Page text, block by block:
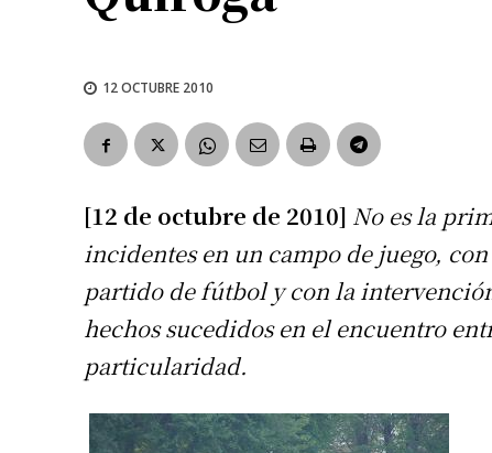
12 OCTUBRE 2010
[12 de octubre de 2010] No es la
incidentes en un campo de juego,
partido de fútbol y con la
hechos sucedidos en el encuentro
particularidad.